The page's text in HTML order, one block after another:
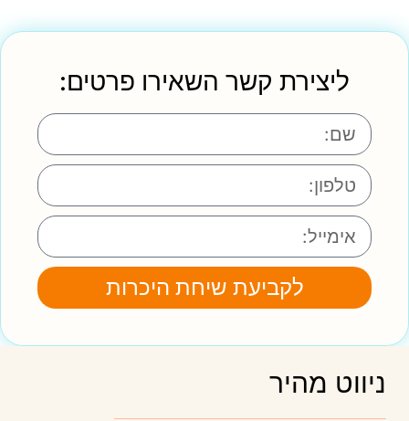
ליצירת קשר השאירו פרטים:
לקביעת שיחת היכרות
ניווט מהיר